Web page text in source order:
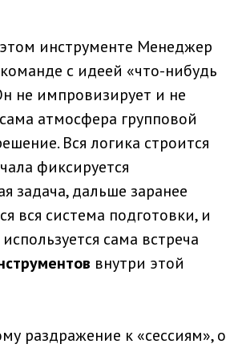
инструменте Менеджер
с идеей «что-нибудь
не импровизирует и не
атмосфера групповой
Вся логика строится
фиксируется
задача, дальше заранее
вся система подготовки, и
сама встреча
внутри этой
раздражение к «сессиям», о